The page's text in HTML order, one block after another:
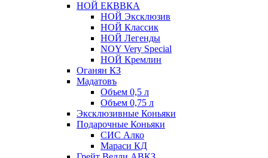
НОЙ ЕКВВКА
НОЙ Эксклюзив
НОЙ Классик
НОЙ Легенды
NOY Very Speсial
НОЙ Кремлин
Оганян КЗ
Мадатовъ
Объем 0,5 л
Объем 0,75 л
Эксклюзивные Коньяки
Подарочные Коньяки
СИС Алко
Мараси КД